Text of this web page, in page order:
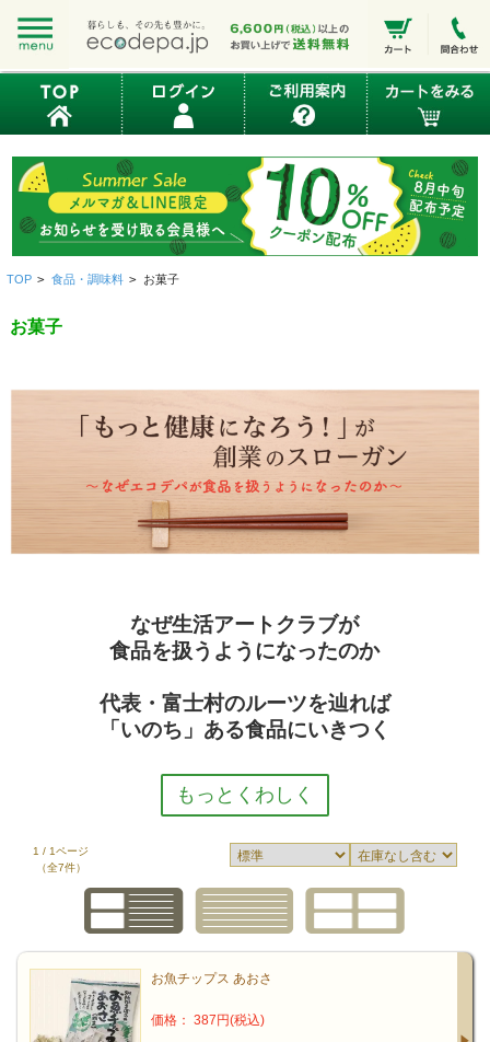
TOP > 食品・調味料 > お菓子
お菓子
なぜ生活アートクラブが
食品を扱うようになったのか
代表・富士村のルーツを辿れば
「いのち」ある食品にいきつく
生命あふれる食卓へ
1861年、パスツールは「生命は生命からのみ生まれる」
との学説を唱えました。私たちはいのちを継続するため
に、いのちをいただく——これが基本。
食の質は極めて重要です。なぜなら「生の質」を高める
1 / 1ページ
（全7件）
お魚チップス あおさ
価格： 387円(税込)